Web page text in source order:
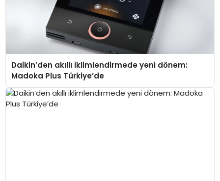
Daikin’den akıllı iklimlendirmede yeni dönem:
Madoka Plus Türkiye’de